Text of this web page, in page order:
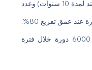
W بضمان لمدة 5 سنوات (مع ضمان ممتد لمدة 10 سنوات) وعدد
دورات شحن وتفريغ يصل إلى 6000 دورة عند عمق تفريغ 80%.
إذا تجاوز عدد دورات الشحن والتفريغ 6000 دورة خلال فترة